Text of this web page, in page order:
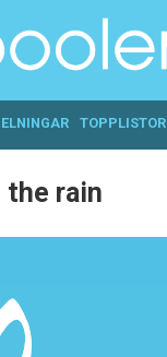
TOPPLISTOR
the rain